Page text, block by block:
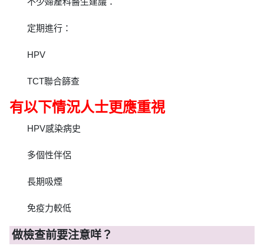
定期進行：
HPV
TCT聯合篩查
有以下情況人士更應重視
HPV感染病史
多個性伴侶
長期吸煙
免疫力較低
做檢查前要注意咩？